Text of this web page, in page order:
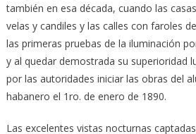
también en esa década, cuando las
velas y candiles y las calles con faroles
las primeras pruebas de la iluminación
y al quedar demostrada su superioridad
por las autoridades iniciar las obras del
habanero el 1ro. de enero de 1890.
Las excelentes vistas nocturnas